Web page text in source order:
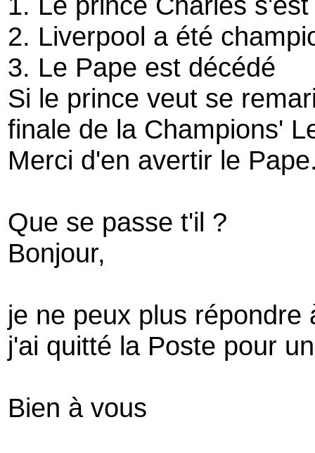
2. Liverpool a été
3. Le Pape est décédé
Si le prince veut se
finale de la Champions'
Merci d'en avertir le
Que se passe t'il ?
Bonjour,
je ne peux plus répondre
j'ai quitté la Poste pour
Bien à vous